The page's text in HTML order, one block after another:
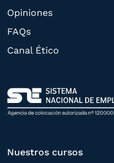
limitación, tal y
Política de
Opiniones
FAQs
Canal Ético
Nuestros cursos